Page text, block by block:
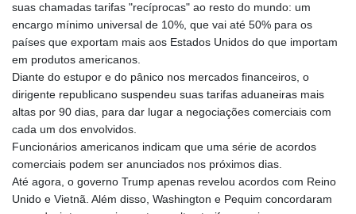
HTG 150.718127
HUF 363.096405
IDR
ILS 3.468234
IMP 0.857252
INR 110.076256
1509.981237
IRR
1590322.371805
ISK 142.598215
suas chamadas tarifas "recíprocas" ao resto do mundo: um
encargo mínimo universal de 10%, que vai até 50% para os
países que exportam mais aos Estados Unidos do que importam
em produtos americanos.
Diante do estupor e do pânico nos mercados financeiros, o
dirigente republicano suspendeu suas tarifas aduaneiras mais
altas por 90 dias, para dar lugar a negociações comerciais com
cada um dos envolvidos.
Funcionários americanos indicam que uma série de acordos
comerciais podem ser anunciados nos próximos dias.
Até agora, o governo Trump apenas revelou acordos com Reino
Unido e Vietnã. Além disso, Washington e Pequim concordaram